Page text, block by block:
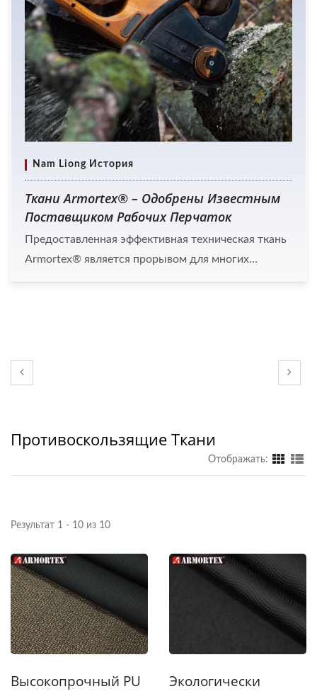
Nam Liong История
Ткани Armortex® – Одобрены Известным
Поставщиком Рабочих Перчаток
Предоставленная эффективная техническая ткань
Armortex® является прорывом для многих
опыт позволил им внедрять инновации и
Противоскользящие Ткани
Отображать:
Результат 1 - 10 из 10
Высокопрочный PU
Экологически